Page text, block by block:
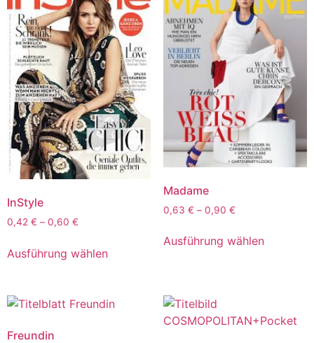
InStyle
0,42 € – 0,60 €
Ausführung wählen
Madame
0,63 € – 0,90 €
Ausführung wählen
Freundin